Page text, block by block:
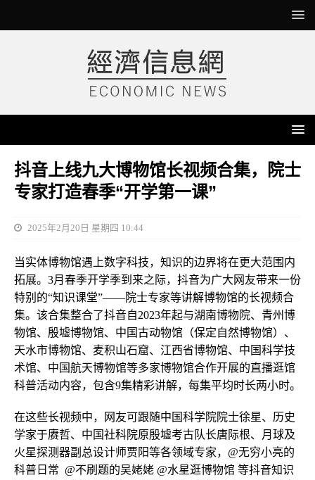
抖音上线九大博物馆长视频合集，院士
专家打造春季“开学第一课”
2025年2月20日 星期四 10:44
当实体博物馆遇上数字科技，知识的边界将在更大范围内
拓展。3月春季开学季到来之际，抖音为广大网友带来一份
特别的“知识课堂”——院士专家等讲解博物馆的长视频合
集。该合集整合了抖音自2023年起与湖南博物院、青州博
物馆、殷墟博物馆、中国古动物馆（保定自然博物馆）、
天水市博物馆、麦积山石窟、江西省博物馆、中国科学技
术馆、中国航天博物馆等多家博物馆合作开展的直播逛馆
科普活动内容，包含9集精彩讲解，每集平均时长两小时。
在这些长视频中，网友可跟随中国科学院院士徐星、历史
学家于赓哲、中国社科院原殷墟考古队长唐际根、月球及
火星探测器副总设计师贾阳等各领域专家，@无穷小亮的
科普日常 @不刷题的吴姥姥 @水星逛博物馆 等抖音知识